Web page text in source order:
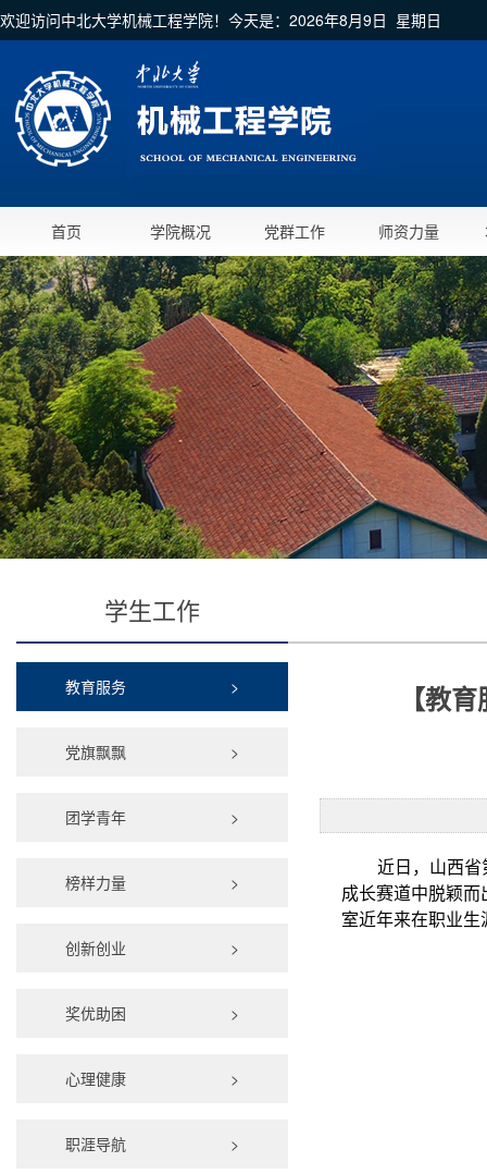
欢迎访问中北大学机械工程学院！今天是： 2026年8月9日 星期日
首页 学院概况 党群工作 师资力量
学生工作
教育服务 >
党旗飘飘 >
团学青年 >
榜样力量 >
创新创业 >
奖优助困 >
心理健康 >
职涯导航 >
【教
近日，山西省
成长赛道中脱颖
室近年来在职业生